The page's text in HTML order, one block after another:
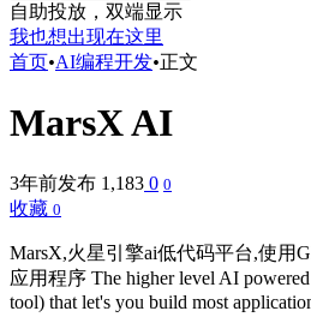
自助投放，双端显示
我也想出现在这里
首页•AI编程开发•正文
MarsX AI
3年前发布 1,183 0 0
收藏 0
MarsX,火星引擎ai低代码平台,使用
应用程序 The higher level AI
tool) that let's you build most